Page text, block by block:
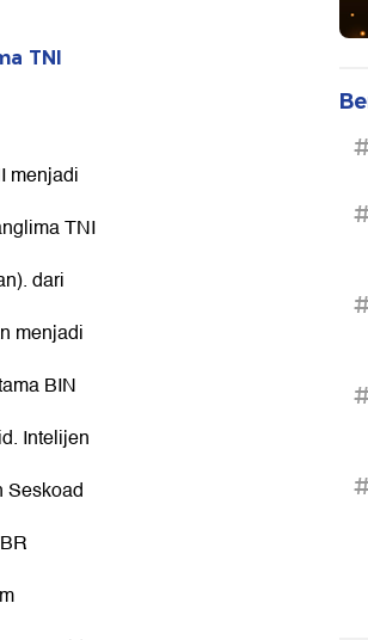
TNI
menjadi
TNI
dari
menjadi
BIN
Intelijen
Seskoad